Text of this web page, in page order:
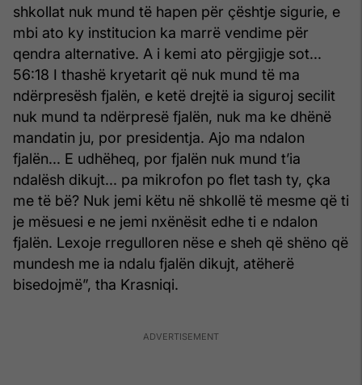
shkollat nuk mund të hapen për çështje sigurie, e
mbi ato ky institucion ka marrë vendime për
qendra alternative. A i kemi ato përgjigje sot...
56:18 I thashë kryetarit që nuk mund të ma
ndërpresësh fjalën, e ketë drejtë ia siguroj secilit
nuk mund ta ndërpresë fjalën, nuk ma ke dhënë
mandatin ju, por presidentja. Ajo ma ndalon
fjalën... E udhëheq, por fjalën nuk mund t’ia
ndalësh dikujt... pa mikrofon po flet tash ty, çka
me të bë? Nuk jemi këtu në shkollë të mesme që ti
je mësuesi e ne jemi nxënësit edhe ti e ndalon
fjalën. Lexoje rregulloren nëse e sheh që shëno që
mundesh me ia ndalu fjalën dikujt, atëherë
bisedojmë”, tha Krasniqi.